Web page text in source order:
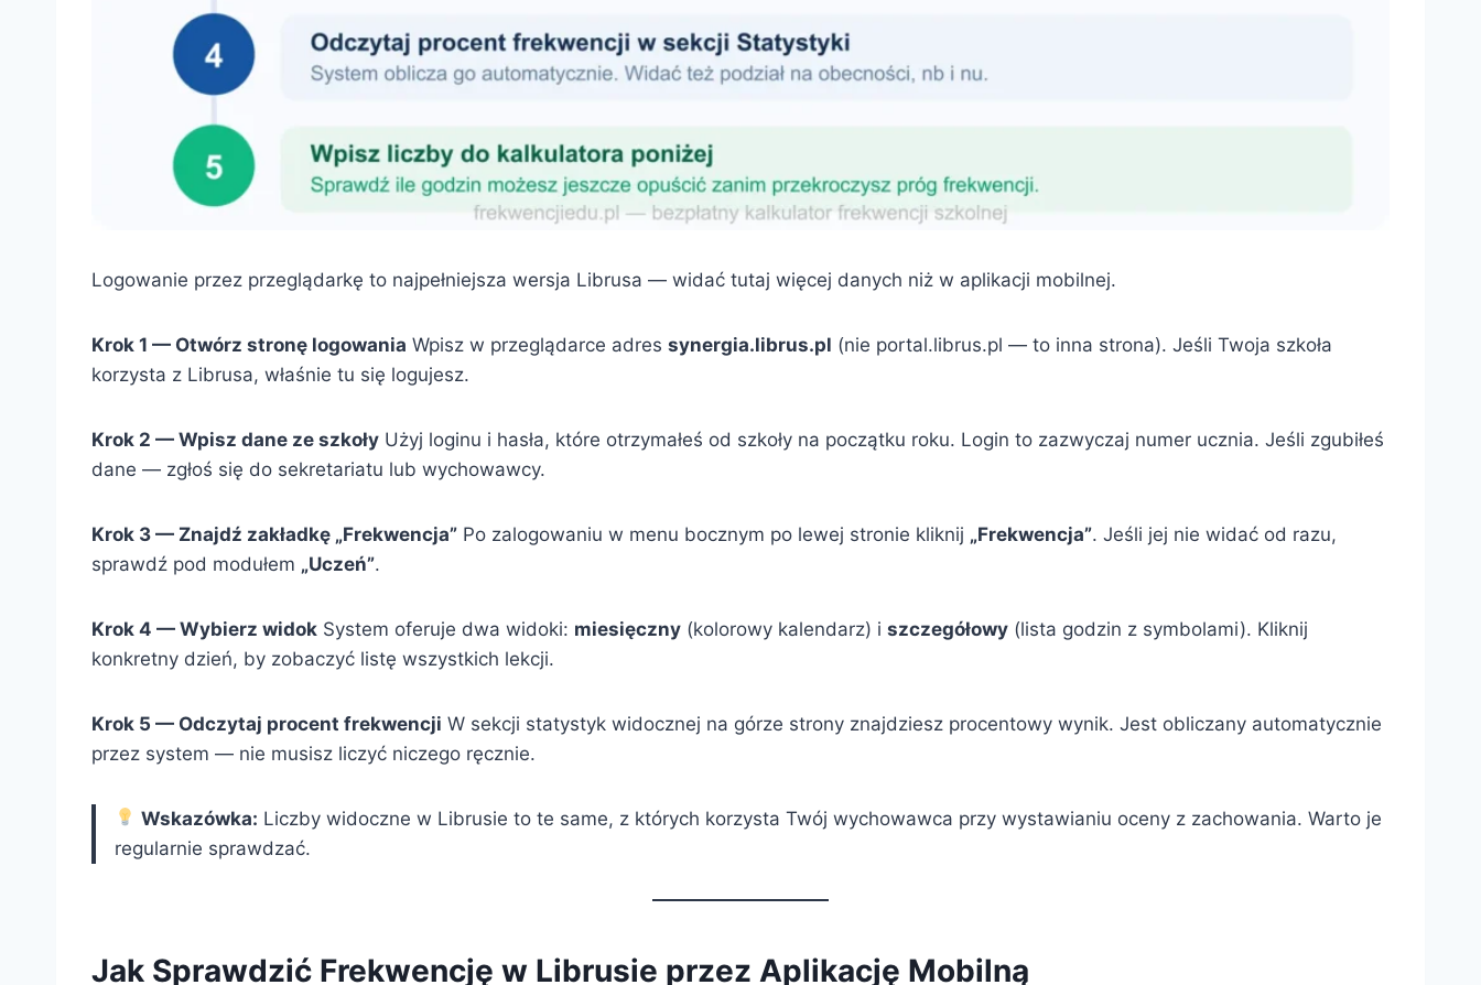
Logowanie przez przeglądarkę to najpełniejsza wersja Librusa — widać tutaj więcej danych niż w aplikacji mobilnej.
Krok 1 — Otwórz stronę logowania Wpisz w przeglądarce adres synergia.librus.pl (nie portal.librus.pl — to inna strona). Jeśli Twoja szkoła
korzysta z Librusa, właśnie tu się logujesz.
Krok 2 — Wpisz dane ze szkoły Użyj loginu i hasła, które otrzymałeś od szkoły na początku roku. Login to zazwyczaj numer ucznia. Jeśli zgubiłeś
dane — zgłoś się do sekretariatu lub wychowawcy.
Krok 3 — Znajdź zakładkę „Frekwencja” Po zalogowaniu w menu bocznym po lewej stronie kliknij „Frekwencja”. Jeśli jej nie widać od razu,
sprawdź pod modułem „Uczeń”.
Krok 4 — Wybierz widok System oferuje dwa widoki: miesięczny (kolorowy kalendarz) i szczegółowy (lista godzin z symbolami). Kliknij
konkretny dzień, by zobaczyć listę wszystkich lekcji.
Krok 5 — Odczytaj procent frekwencji W sekcji statystyk widocznej na górze strony znajdziesz procentowy wynik. Jest obliczany automatycznie
przez system — nie musisz liczyć niczego ręcznie.
Wskazówka: Liczby widoczne w Librusie to te same, z których korzysta Twój wychowawca przy wystawianiu oceny z zachowania. Warto je
regularnie sprawdzać.
Jak Sprawdzić Frekwencję w Librusie przez Aplikację Mobilną